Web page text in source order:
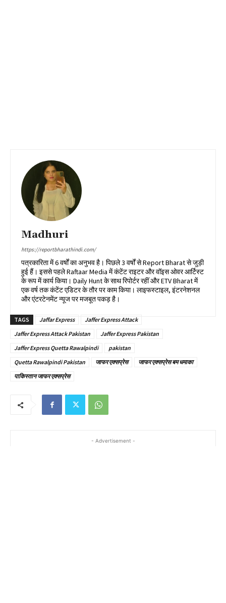
Madhuri
https://reportbharathindi.com/
पत्रकारिता में 6 वर्षों का अनुभव है। पिछले 3 वर्षों से Report Bharat से जुड़ी
हुई हैं। इससे पहले Raftaar Media में कंटेंट राइटर और वॉइस ओवर आर्टिस्ट
के रूप में कार्य किया। Daily Hunt के साथ रिपोर्टर रहीं और ETV Bharat में
एक वर्ष तक कंटेंट एडिटर के तौर पर काम किया। लाइफस्टाइल, इंटरनेशनल
और एंटरटेनमेंट न्यूज पर मजबूत पकड़ है।
TAGS Jaffar Express
Jaffer Express Attack
Jaffer Express Attack Pakistan
Jaffer Express Pakistan
Jaffer Express Quetta Rawalpindi
pakistan
Quetta Rawalpindi Pakistan
जाफर एक्सप्रेस
जाफर एक्सप्रेस बम धमाका
पाकिस्तान जाफर एक्सप्रेस
- Advertisement -